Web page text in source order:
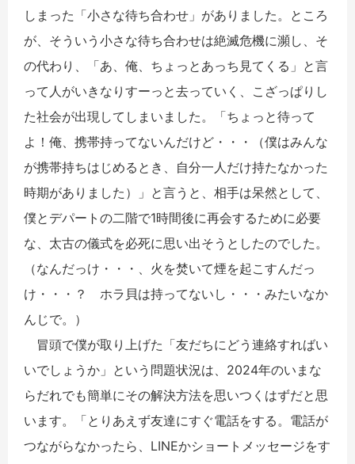
しまった「小さな待ち合わせ」がありました。ところ
が、そういう小さな待ち合わせは絶滅危機に瀕し、そ
の代わり、「あ、俺、ちょっとあっち見てくる」と言
って人がいきなりすーっと去っていく、こざっぱりし
た社会が出現してしまいました。「ちょっと待って
よ！俺、携帯持ってないんだけど・・・（僕はみんな
が携帯持ちはじめるとき、自分一人だけ持たなかった
時期がありました）」と言うと、相手は呆然として、
僕とデパートの二階で1時間後に再会するために必要
な、太古の儀式を必死に思い出そうとしたのでした。
（なんだっけ・・・、火を焚いて煙を起こすんだっ
け・・・？ ホラ貝は持ってないし・・・みたいなか
んじで。）
冒頭で僕が取り上げた「友だちにどう連絡すればい
いでしょうか」という問題状況は、2024年のいまな
らだれでも簡単にその解決方法を思いつくはずだと思
います。「とりあえず友達にすぐ電話をする。電話が
つながらなかったら、LINEかショートメッセージをす